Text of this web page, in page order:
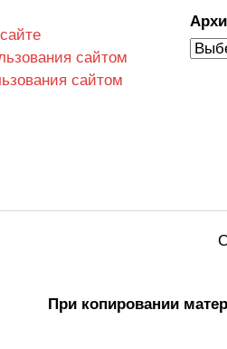
сайтом
сайтом
При копировании